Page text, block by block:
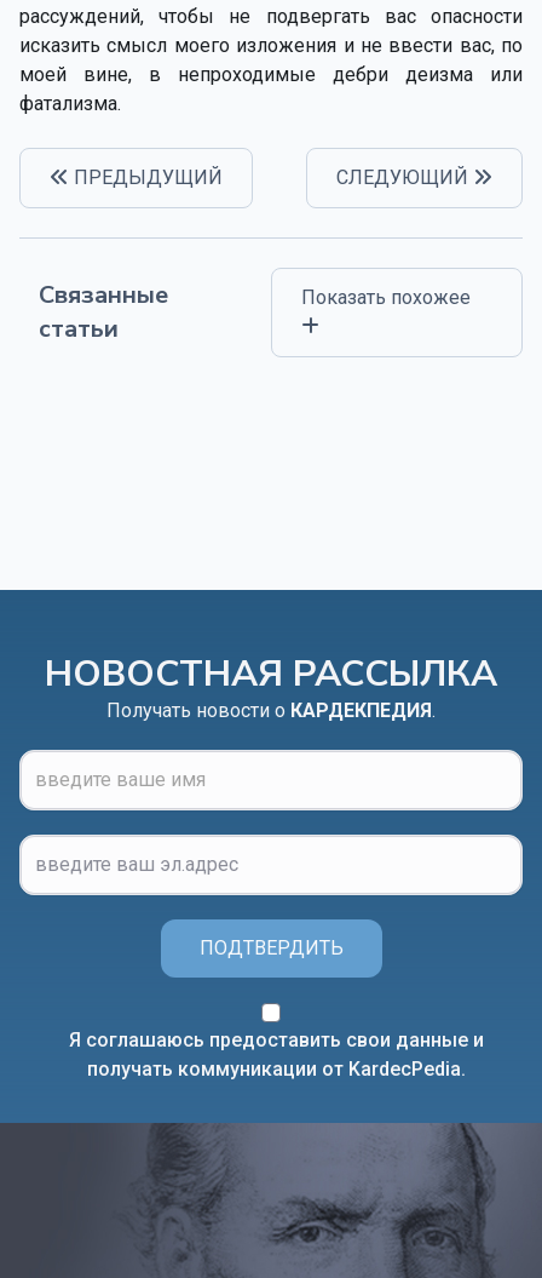
рассуждений, чтобы не подвергать вас опасности
исказить смысл моего изложения и не ввести вас, по
моей вине, в непроходимые дебри деизма или
фатализма.
ПРЕДЫДУЩИЙ СЛЕДУЮЩИЙ
Связанные
статьи
Показать похожее
НОВОСТНАЯ РАССЫЛКА
Получать новости о КАРДЕКПЕДИЯ.
ПОДТВЕРДИТЬ
Я соглашаюсь предоставить свои данные и
получать коммуникации от KardecPedia.